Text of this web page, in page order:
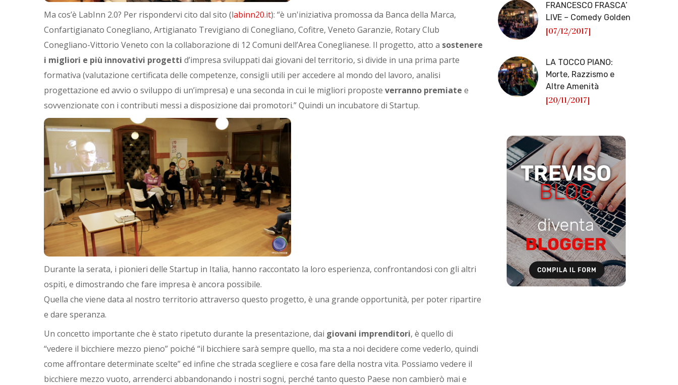
Ma cos’è LabInn 2.0? Per rispondervi cito dal sito (labinn20.it): “è un'iniziativa promossa da Banca della Marca,
Confartigianato Conegliano, Artigianato Trevigiano di Conegliano, Cofitre, Veneto Garanzie, Rotary Club
Conegliano-Vittorio Veneto con la collaborazione di 12 Comuni dell’Area Coneglianese. Il progetto, atto a sostenere
i migliori e più innovativi progetti d’impresa sviluppati dai giovani del territorio, si divide in una prima parte
formativa (valutazione certificata delle competenze, consigli utili per accedere al mondo del lavoro, analisi
progettazione ed avvio o sviluppo di un’impresa) e una seconda in cui le migliori proposte verranno premiate e
sovvenzionate con i contributi messi a disposizione dai promotori.” Quindi un incubatore di Startup.
Durante la serata, i pionieri delle Startup in Italia, hanno raccontato la loro esperienza, confrontandosi con gli altri
ospiti, e dimostrando che fare impresa è ancora possibile.
Quella che viene data al nostro territorio attraverso questo progetto, è una grande opportunità, per poter ripartire
e dare speranza.
Un concetto importante che è stato ripetuto durante la presentazione, dai giovani imprenditori, è quello di
“vedere il bicchiere mezzo pieno” poiché “il bicchiere sarà sempre quello, ma sta a noi decidere come vederlo, quindi
come affrontare determinate scelte” ed infine che strada scegliere e cosa fare della nostra vita. Possiamo vedere il
bicchiere mezzo vuoto, arrenderci abbandonando i nostri sogni, perché tanto questo Paese non cambierò mai e
FRANCESCO FRASCA’
LIVE – Comedy Golden
[07/12/2017]
LA TOCCO PIANO:
Morte, Razzismo e
Altre Amenità
[20/11/2017]